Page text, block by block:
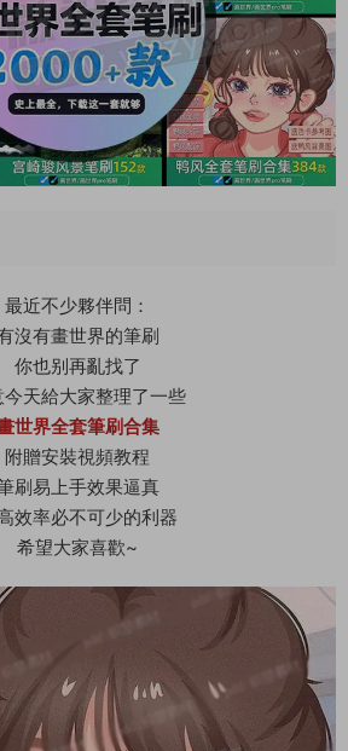
最近不少夥伴問：
沒有畫世界的筆刷
你也别再亂找了
今天給大家整理了一些
世界全套筆刷合集
附贈安裝視頻教程
刷易上手效果逼真
效率必不可少的利器
希望大家喜歡~